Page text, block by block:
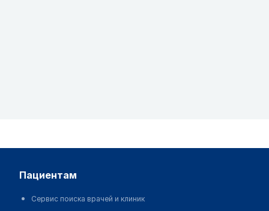
пациентам
Сервис поиска врачей и клиник